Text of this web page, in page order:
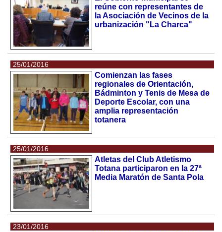
reúne con representantes de
la Asociación de Vecinos de la
urbanización "La Charca"
25/01/2016
Comienzan las fases
regionales de Orientación,
Bádminton y Tenis de Mesa de
Deporte Escolar, con una
amplia representación
totanera
25/01/2016
Atletas del Club Atletismo
Totana participaron en la 27ª
Media Maratón de Santa Pola
23/01/2016